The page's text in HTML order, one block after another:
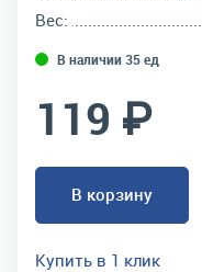
Вес:
В наличии 35 ед
119 ₽
В корзину
Купить в 1 клик